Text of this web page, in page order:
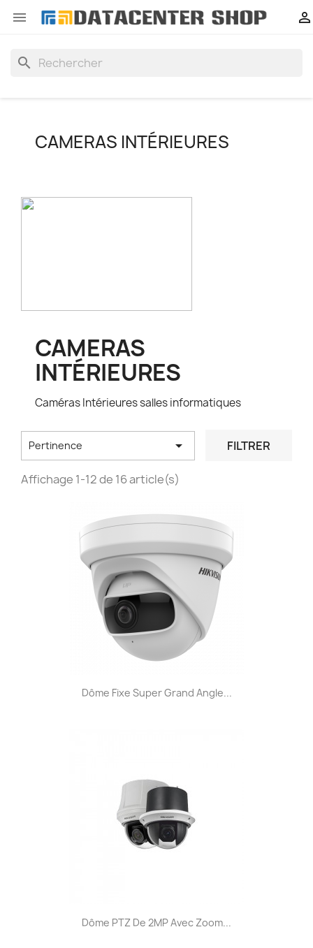
 
search
CAMERAS INTÉRIEURES
CAMERAS
INTÉRIEURES
Caméras Intérieures salles informatiques
Pertinence  FILTRER
Affichage 1-12 de 16 article(s)
Dôme Fixe Super Grand Angle...
Dôme PTZ De 2MP Avec Zoom...